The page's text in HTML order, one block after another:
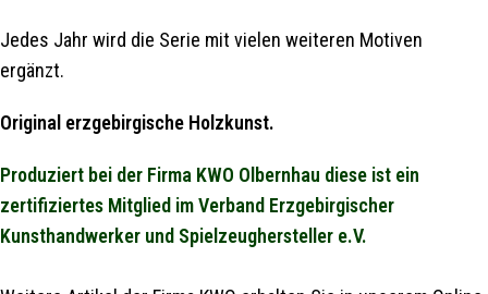
Jedes Jahr wird die Serie mit vielen weiteren Motiven
ergänzt.
Original erzgebirgische Holzkunst.
Produziert bei der Firma KWO Olbernhau diese ist ein
zertifiziertes Mitglied im Verband Erzgebirgischer
Kunsthandwerker und Spielzeughersteller e.V.